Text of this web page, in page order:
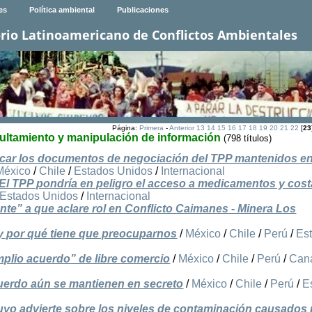
Política ambiental Publicaciones
Latinoamericano de Conflictos Ambientales
Página: Primera-Anterior 13 14 15 16 17 18 19 20 21 22 [23
y manipulación de información (798 títulos)
los documentos de negociación del TPP mantenidos
/ Chile / Estados Unidos / Internacional
TPP pondría en peligro el acceso a medicamentos y
Estados Unidos / Internacional
a que aclare rol en Conflicto Caimanes - Minera Los
por qué tiene que preocuparnos / México / Chile / Perú /
acuerdo” de libre comercio / México / Chile / Perú /
aún se mantienen en secreto / México / Chile / Perú /
advierte sobre los niveles de contaminación causados